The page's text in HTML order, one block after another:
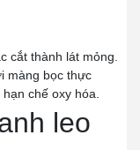
cắt thành lát mỏng.
màng bọc thực
chế oxy hóa.
leo